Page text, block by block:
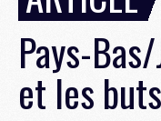
Pays-
et les